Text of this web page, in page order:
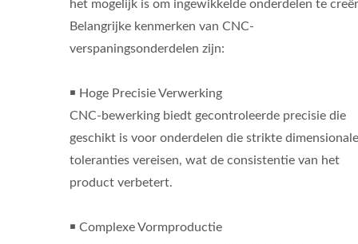
het mogelijk is om ingewikkelde onderdelen te
Belangrijke kenmerken van CNC-
verspaningsonderdelen zijn:
￭ Hoge Precisie Verwerking
CNC-bewerking biedt gecontroleerde precisie die
geschikt is voor onderdelen die strikte dimensionale
toleranties vereisen, wat de consistentie van het
product verbetert.
￭ Complexe Vormproductie